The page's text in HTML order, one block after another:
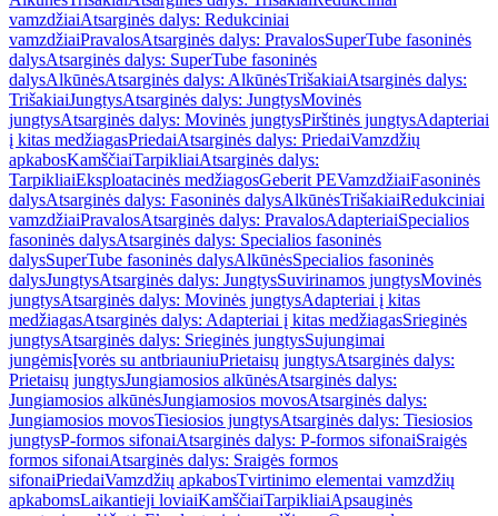
vamzdžiaiAtsarginės dalys: Redukciniai
vamzdžiaiPravalosAtsarginės dalys: PravalosSuperTube fasoninės
dalysAtsarginės dalys: SuperTube fasoninės
dalysAlkūnėsAtsarginės dalys: AlkūnėsTrišakiaiAtsarginės dalys:
TrišakiaiJungtysAtsarginės dalys: JungtysMovinės
jungtysAtsarginės dalys: Movinės jungtysPirštinės jungtysAdapteriai
į kitas medžiagasPriedaiAtsarginės dalys: PriedaiVamzdžių
apkabosKamščiaiTarpikliaiAtsarginės dalys:
TarpikliaiEksploatacinės medžiagosGeberit PEVamzdžiaiFasoninės
dalysAtsarginės dalys: Fasoninės dalysAlkūnėsTrišakiaiRedukciniai
vamzdžiaiPravalosAtsarginės dalys: PravalosAdapteriaiSpecialios
fasoninės dalysAtsarginės dalys: Specialios fasoninės
dalysSuperTube fasoninės dalysAlkūnėsSpecialios fasoninės
dalysJungtysAtsarginės dalys: JungtysSuvirinamos jungtysMovinės
jungtysAtsarginės dalys: Movinės jungtysAdapteriai į kitas
medžiagasAtsarginės dalys: Adapteriai į kitas medžiagasSrieginės
jungtysAtsarginės dalys: Srieginės jungtysSujungimai
jungėmisĮvorės su antbriauniuPrietaisų jungtysAtsarginės dalys:
Prietaisų jungtysJungiamosios alkūnėsAtsarginės dalys:
Jungiamosios alkūnėsJungiamosios movosAtsarginės dalys:
Jungiamosios movosTiesiosios jungtysAtsarginės dalys: Tiesiosios
jungtysP-formos sifonaiAtsarginės dalys: P-formos sifonaiSraigės
formos sifonaiAtsarginės dalys: Sraigės formos
sifonaiPriedaiVamzdžių apkabosTvirtinimo elementai vamzdžių
apkabomsLaikantieji loviaiKamščiaiTarpikliaiApsauginės